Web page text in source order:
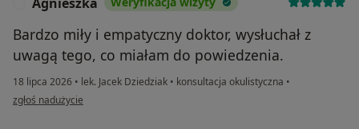
Bardzo miły i empatyczny doktor, wysłuchał z
uwagą tego, co miałam do powiedzenia.
18 lipca 2026 • lek. Jacek Dziedziak • konsultacja okulistyczna •
w opinii użytkownika Agnieszka
zgłoś nadużycie